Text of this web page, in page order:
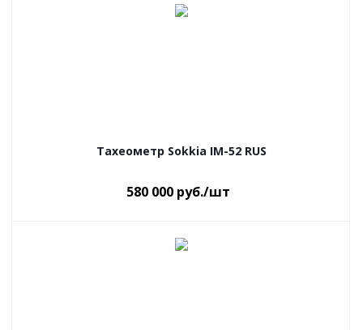
Тахеометр Sokkia IM-52 RUS
580 000 руб./шт